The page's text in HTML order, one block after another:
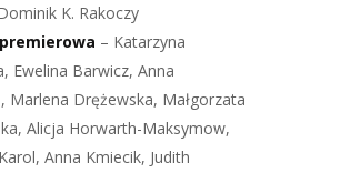
K. Rakoczy
– Katarzyna
Ewelina Barwicz, Anna
Marlena Drężewska, Małgorzata
Alicja Horwarth-Maksymow,
Anna Kmiecik, Judith